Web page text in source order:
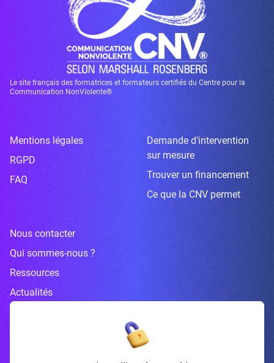
Le site français des formatrices et formateurs certifiés du Centre pour la
Communication NonViolente®
Mentions légales
RGPD
FAQ
Demande d’intervention
sur mesure
Trouver un financement
Ce que la CNV permet
Nous contacter
Qui sommes-nous ?
Ressources
Actualités
Inscrivez-vous à la newsletter